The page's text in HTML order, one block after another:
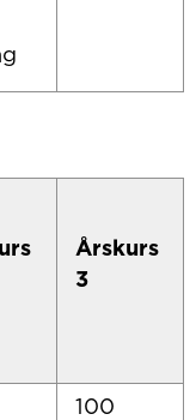
Årskurs
3
100